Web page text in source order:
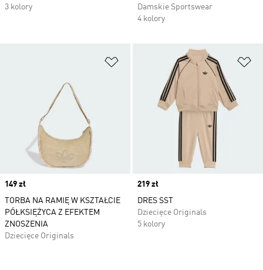
3 kolory
Damskie Sportswear
4 kolory
Dodaj do listy życzeń
Price
149 zł
TORBA NA RAMIĘ W KSZTAŁCIE
PÓŁKSIĘŻYCA Z EFEKTEM
ZNOSZENIA
Dziecięce Originals
Price
219 zł
DRES SST
Dziecięce Originals
5 kolory